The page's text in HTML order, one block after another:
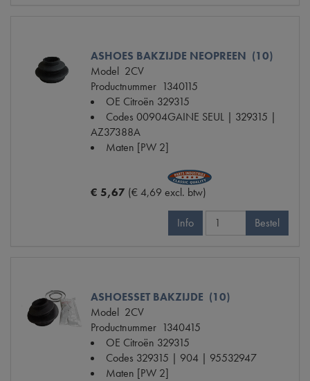
ASHOES BAKZIJDE NEOPREEN (10)
Model 2CV
Productnummer 1340115
OE Citroën 329315
Codes 00904GAINE SEUL | 329315 |
AZ37388A
Maten [PW 2]
€ 5,67 (€ 4,69 excl. btw)
Info Bestel
ASHOESSET BAKZIJDE (10)
Model 2CV
Productnummer 1340415
OE Citroën 329315
Codes 329315 | 904 | 95532947
Maten [PW 2]